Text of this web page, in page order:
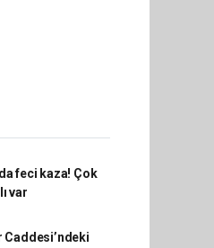
feci kaza! Çok
var
Caddesi’ndeki